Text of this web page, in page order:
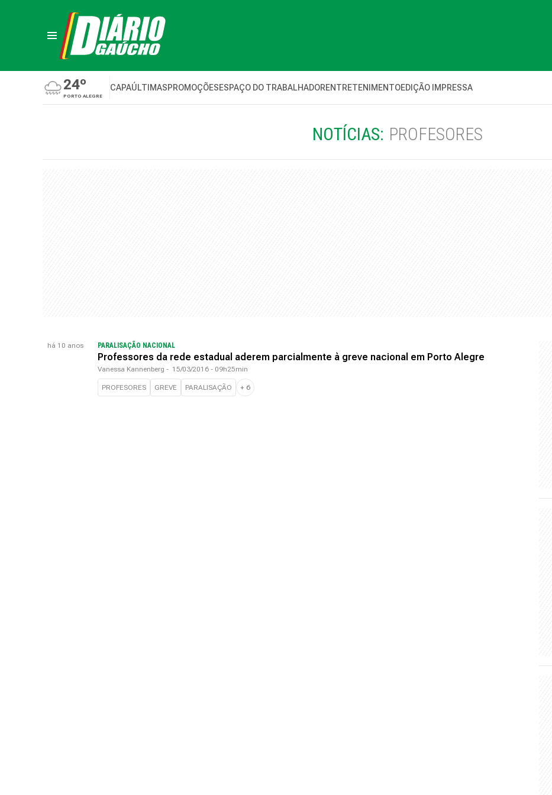
24º
PORTO ALEGRE
CAPAÚLTIMASPROMOÇÕESESPAÇO DO TRABALHADORENTRETENIMENTOEDIÇÃO IMPRESSA
NOTÍCIAS: PROFESORES
há 10 anos PARALISAÇÃO NACIONAL
Professores da rede estadual aderem parcialmente à greve nacional em Porto Alegre
Vanessa Kannenberg - 15/03/2016 - 09h25min
PROFESORES GREVE PARALISAÇÃO + 6